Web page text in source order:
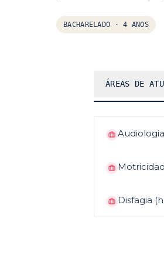
BACHARELADO ·4 ANOS
ÁREAS DE
Disfagia